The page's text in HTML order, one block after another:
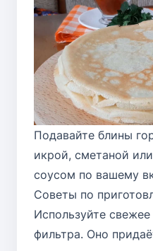
Подавайте блины
икрой, сметаной
соусом по вашему
Советы по
Используйте
фильтра. Оно